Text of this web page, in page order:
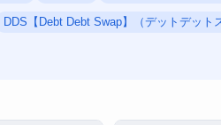
DDS【Debt Debt Swap】（デットデット